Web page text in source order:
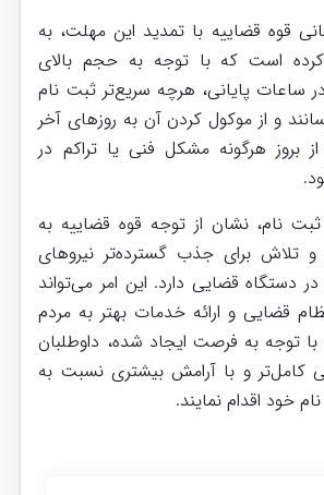
قوه قضاییه با تمدید این مهلت، به
کرده است که با توجه به حجم بالای
ساعات پایانی، هرچه سریع‌تر ثبت نام
و از موکول کردن آن به روزهای آخر
بروز هرگونه مشکل فنی یا تراکم در
نام، نشان از توجه قوه قضاییه به
و تلاش برای جذب گسترده‌تر نیروهای
دستگاه قضایی دارد. این امر می‌تواند
قضایی و ارائه خدمات بهتر به مردم
توجه به فرصت ایجاد شده، داوطلبان
کامل‌تر و با آرامش بیشتری نسبت به
خود اقدام نمایند.